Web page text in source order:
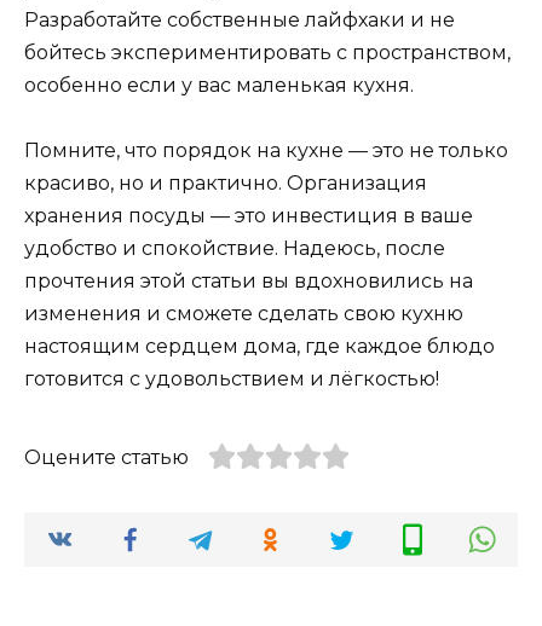
Разработайте собственные лайфхаки и не
бойтесь экспериментировать с пространством,
особенно если у вас маленькая кухня.
Помните, что порядок на кухне — это не только
красиво, но и практично. Организация
хранения посуды — это инвестиция в ваше
удобство и спокойствие. Надеюсь, после
прочтения этой статьи вы вдохновились на
изменения и сможете сделать свою кухню
настоящим сердцем дома, где каждое блюдо
готовится с удовольствием и лёгкостью!
Оцените статью